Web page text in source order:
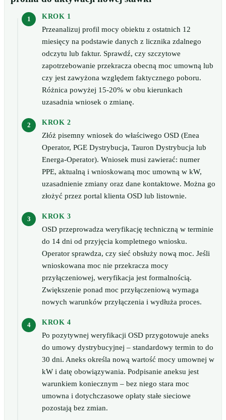
KROK 1
Przeanalizuj profil mocy obiektu z ostatnich 12
miesięcy na podstawie danych z licznika zdalnego
odczytu lub faktur. Sprawdź, czy szczytowe
zapotrzebowanie przekracza obecną moc umowną lub
czy jest zawyżona względem faktycznego poboru.
Różnica powyżej 15-20% w obu kierunkach
uzasadnia wniosek o zmianę.
KROK 2
Złóż pisemny wniosek do właściwego OSD (Enea
Operator, PGE Dystrybucja, Tauron Dystrybucja lub
Energa-Operator). Wniosek musi zawierać: numer
PPE, aktualną i wnioskowaną moc umowną w kW,
uzasadnienie zmiany oraz dane kontaktowe. Można go
złożyć przez portal klienta OSD lub listownie.
KROK 3
OSD przeprowadza weryfikację techniczną w terminie
do 14 dni od przyjęcia kompletnego wniosku.
Operator sprawdza, czy sieć obsłuży nową moc. Jeśli
wnioskowana moc nie przekracza mocy
przyłączeniowej, weryfikacja jest formalnością.
Zwiększenie ponad moc przyłączeniową wymaga
nowych warunków przyłączenia i wydłuża proces.
KROK 4
Po pozytywnej weryfikacji OSD przygotowuje aneks
do umowy dystrybucyjnej – standardowy termin to do
30 dni. Aneks określa nową wartość mocy umownej w
kW i datę obowiązywania. Podpisanie aneksu jest
warunkiem koniecznym – bez niego stara moc
umowna i dotychczasowe opłaty stałe sieciowe
pozostają bez zmian.